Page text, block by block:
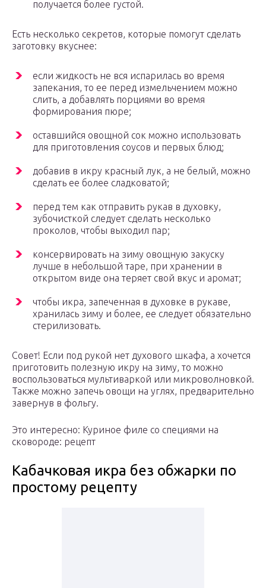
получается более густой.
Есть несколько секретов, которые помогут сделать
заготовку вкуснее:
если жидкость не вся испарилась во время
запекания, то ее перед измельчением можно
слить, а добавлять порциями во время
формирования пюре;
оставшийся овощной сок можно использовать
для приготовления соусов и первых блюд;
добавив в икру красный лук, а не белый, можно
сделать ее более сладковатой;
перед тем как отправить рукав в духовку,
зубочисткой следует сделать несколько
проколов, чтобы выходил пар;
консервировать на зиму овощную закуску
лучше в небольшой таре, при хранении в
открытом виде она теряет свой вкус и аромат;
чтобы икра, запеченная в духовке в рукаве,
хранилась зиму и более, ее следует обязательно
стерилизовать.
Совет! Если под рукой нет духового шкафа, а хочется
приготовить полезную икру на зиму, то можно
воспользоваться мультиваркой или микроволновкой.
Также можно запечь овощи на углях, предварительно
завернув в фольгу.
Это интересно: Куриное филе со специями на
сковороде: рецепт
Кабачковая икра без обжарки по
простому рецепту